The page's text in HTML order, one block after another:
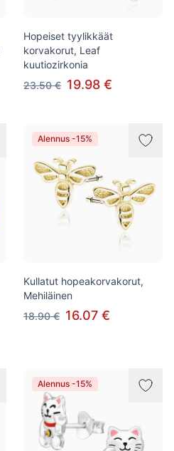
Hopeiset tyylikkäät
korvakorut, Leaf
kuutiozirkonia
23.50 € 19.98 €
Alennus -15%
Kullatut hopeakorvakorut,
Mehiläinen
18.90 € 16.07 €
Alennus -15%